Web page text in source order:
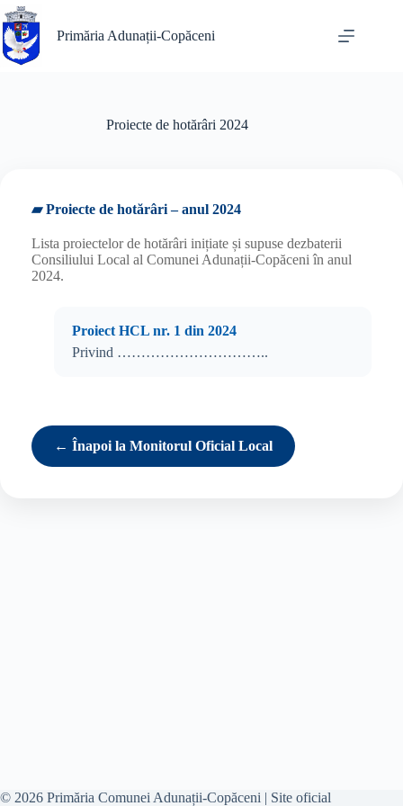
Sari
la
conținut
Primăria Adunații-Copăceni
Proiecte de hotărâri 2024
▰ Proiecte de hotărâri – anul 2024
Lista proiectelor de hotărâri inițiate și supuse dezbaterii
Consiliului Local al Comunei Adunații-Copăceni în anul
2024.
Proiect HCL nr. 1 din 2024
Privind …………………………..
← Înapoi la Monitorul Oficial Local
© 2026 Primăria Comunei Adunații-Copăceni | Site oficial